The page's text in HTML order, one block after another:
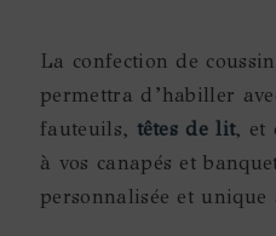
La confection de
permettra d’habiller
fauteuils, têtes de lit, et
à vos canapés et
personnalisée et unique